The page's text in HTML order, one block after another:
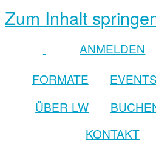
Zum Inhalt
ANMELDEN
FORMATE
EVENTS
ÜBER LW
KONTAKT